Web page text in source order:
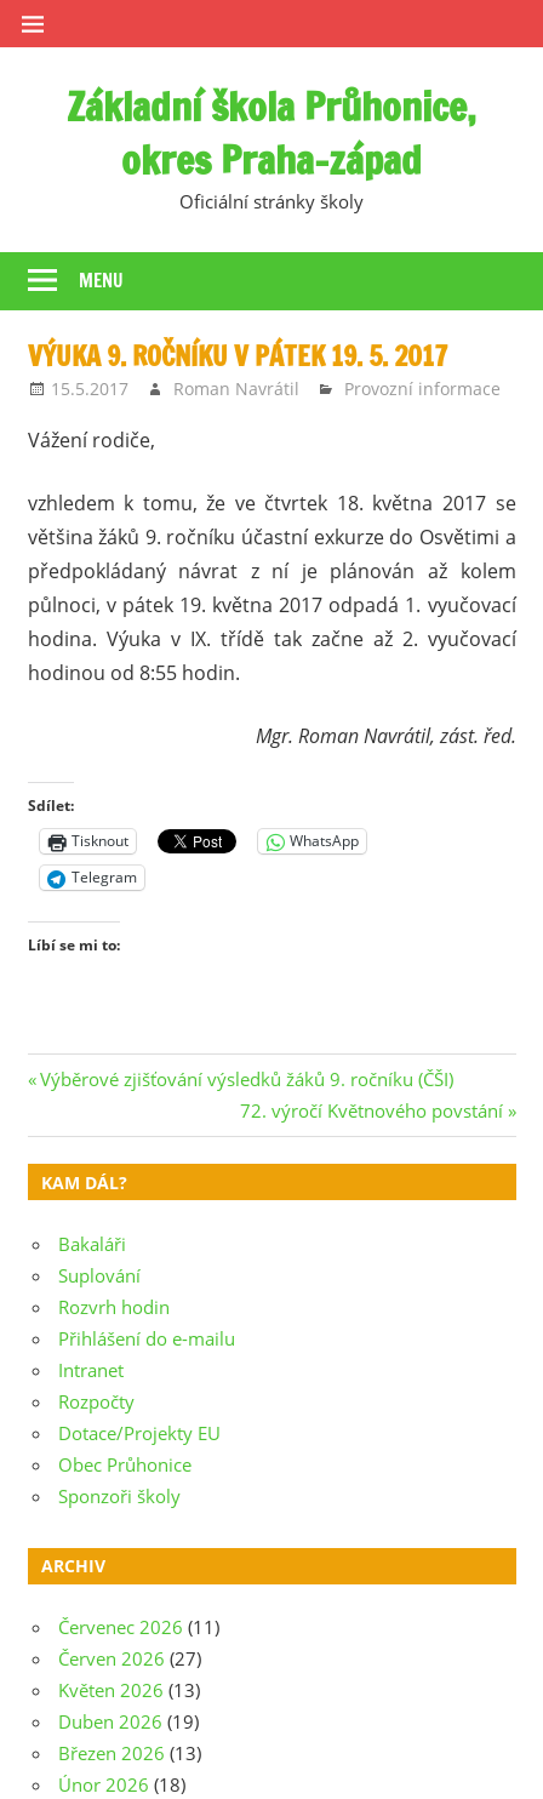
Skip
to
Základní škola Průhonice,
okres Praha-západ
Oficiální stránky školy
MENU
VÝUKA 9. ROČNÍKU V PÁTEK 19. 5. 2017
15.5.2017 Roman Navrátil Provozní informace
Vážení rodiče,
vzhledem k tomu, že ve čtvrtek 18. května 2017 se
většina žáků 9. ročníku účastní exkurze do Osvětimi a
předpokládaný návrat z ní je plánován až kolem
půlnoci, v pátek 19. května 2017 odpadá 1. vyučovací
hodina. Výuka v IX. třídě tak začne až 2. vyučovací
hodinou od 8:55 hodin.
Mgr. Roman Navrátil, zást. řed.
Sdílet:
Tisknout
WhatsApp
Telegram
Líbí se mi to:
Navigace
pro
příspěvek
Previous
Výběrové zjišťování výsledků žáků 9. ročníku (ČŠI)
Next
Post:
72. výročí Květnového povstání
KAM DÁL?
Bakaláři
Suplování
Rozvrh hodin
Přihlášení do e-mailu
Intranet
Rozpočty
Dotace/Projekty EU
Obec Průhonice
Sponzoři školy
ARCHIV
Červenec 2026 (11)
Červen 2026 (27)
Květen 2026 (13)
Duben 2026 (19)
Březen 2026 (13)
Únor 2026 (18)